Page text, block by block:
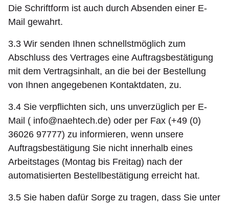
Die Schriftform ist auch durch Absenden einer E-
Mail gewahrt.
3.3 Wir senden Ihnen schnellstmöglich zum
Abschluss des Vertrages eine Auftragsbestätigung
mit dem Vertragsinhalt, an die bei der Bestellung
von Ihnen angegebenen Kontaktdaten, zu.
3.4 Sie verpflichten sich, uns unverzüglich per E-
Mail ( info@naehtech.de) oder per Fax (+49 (0)
36026 97777) zu informieren, wenn unsere
Auftragsbestätigung Sie nicht innerhalb eines
Arbeitstages (Montag bis Freitag) nach der
automatisierten Bestellbestätigung erreicht hat.
3.5 Sie haben dafür Sorge zu tragen, dass Sie unter